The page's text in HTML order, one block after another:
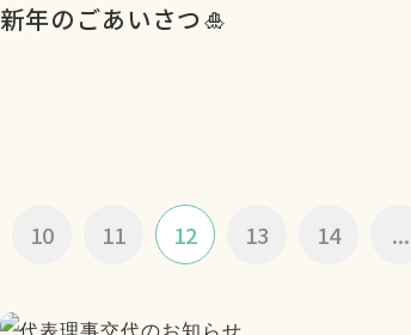
新年のごあいさつ🎍
10 11 12 13 14 ...